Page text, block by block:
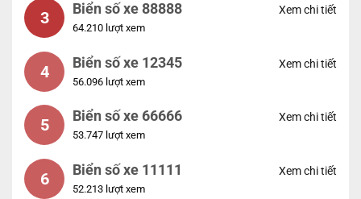
3 Biển số xe 88888
64.210 lượt xem
Xem chi tiết
4 Biển số xe 12345
56.096 lượt xem
Xem chi tiết
5 Biển số xe 66666
53.747 lượt xem
Xem chi tiết
6 Biển số xe 11111
52.213 lượt xem
Xem chi tiết